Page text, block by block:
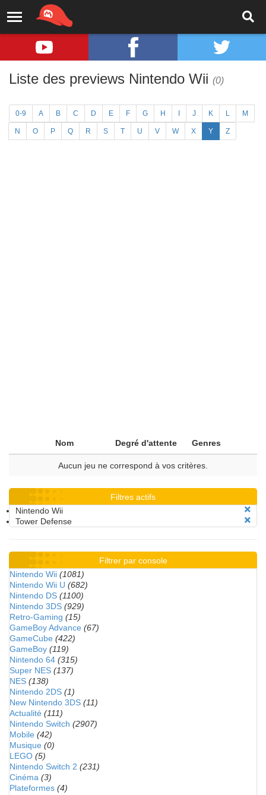
Liste des previews Nintendo Wii (0)
0-9 A B C D E F G H J K L M
N O P Q R S T U V W X Y Z
Nom Degré d'attente Genres
Aucun jeu ne correspond à vos critères.
Filtres actifs
Nintendo Wii
Tower Defense
Filtrer par console
Nintendo Wii (1081)
Nintendo Wii U (682)
Nintendo DS (1100)
Nintendo 3DS (929)
Retro-Gaming (15)
GameBoy Advance (67)
GameCube (422)
GameBoy (119)
Nintendo 64 (315)
Super NES (137)
NES (138)
Nintendo 2DS (1)
New Nintendo 3DS (11)
Actualité (111)
Nintendo Switch (2907)
Mobile (42)
Musique (0)
LEGO (5)
Nintendo Switch 2 (231)
Cinéma (3)
Plateformes (4)